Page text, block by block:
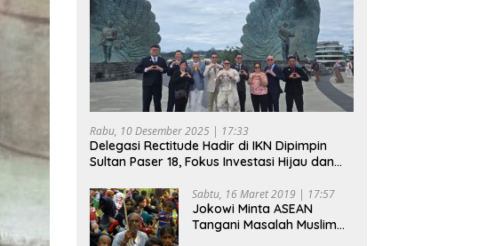
Rabu, 10 Desember 2025 | 17:33
Delegasi Rectitude Hadir di IKN Dipimpin
Sultan Paser 18, Fokus Investasi Hijau dan
Sabtu, 16 Maret 2019 | 17:57
Jokowi Minta ASEAN
Tangani Masalah Muslim